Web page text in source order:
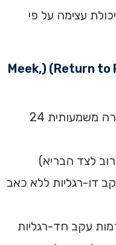
עצימה על פי
קריטריונים לחזרה לריצה (Return to Run) (Meek,
הליכה ללא צליעה וללא החמרה משמעותית 24
לצד הבריא)
25 הרמות עקב דו-רגליות ללא כאב
לבצע לפחות 10-15 הרמות עקב חד-רגליות